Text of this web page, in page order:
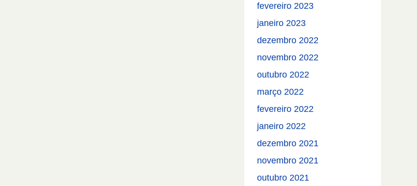
fevereiro 2023
janeiro 2023
dezembro 2022
novembro 2022
outubro 2022
março 2022
fevereiro 2022
janeiro 2022
dezembro 2021
novembro 2021
outubro 2021